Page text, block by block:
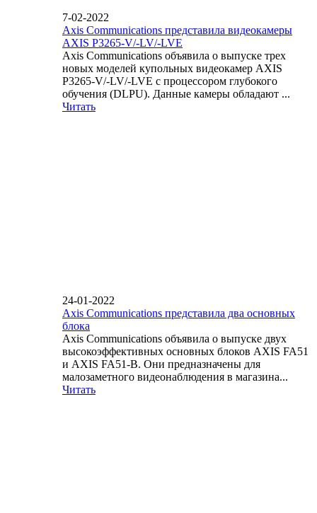
7-02-2022
Axis Communications представила видеокамеры
AXIS P3265-V/-LV/-LVE
Axis Communications объявила о выпуске трех
новых моделей купольных видеокамер AXIS
P3265-V/-LV/-LVE с процессором глубокого
обучения (DLPU). Данные камеры обладают ...
Читать
24-01-2022
Axis Communications представила два основных
блока
Axis Communications объявила о выпуске двух
высокоэффективных основных блоков AXIS FA51
и AXIS FA51-B. Они предназначены для
малозаметного видеонаблюдения в магазина...
Читать